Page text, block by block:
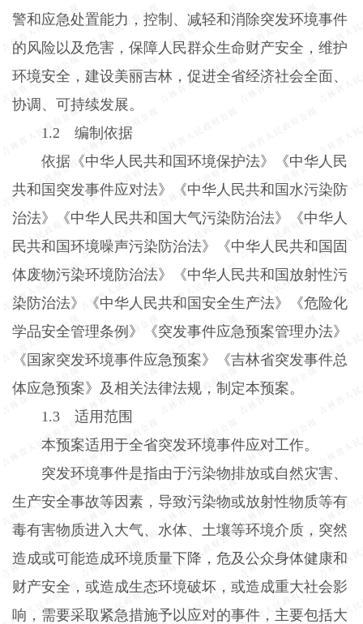
警和应急处置能力，控制、减轻和消除突发环境事件
的风险以及危害，保障人民群众生命财产安全，维护
环境安全，建设美丽吉林，促进全省经济社会全面、
协调、可持续发展。
1.2 编制依据
依据《中华人民共和国环境保护法》《中华人民
共和国突发事件应对法》《中华人民共和国水污染防
治法》《中华人民共和国大气污染防治法》《中华人
民共和国环境噪声污染防治法》《中华人民共和国固
体废物污染环境防治法》《中华人民共和国放射性污
染防治法》《中华人民共和国安全生产法》《危险化
学品安全管理条例》《突发事件应急预案管理办法》
《国家突发环境事件应急预案》《吉林省突发事件总
体应急预案》及相关法律法规，制定本预案。
1.3 适用范围
本预案适用于全省突发环境事件应对工作。
突发环境事件是指由于污染物排放或自然灾害、
生产安全事故等因素，导致污染物或放射性物质等有
毒有害物质进入大气、水体、土壤等环境介质，突然
造成或可能造成环境质量下降，危及公众身体健康和
财产安全，或造成生态环境破坏，或造成重大社会影
响，需要采取紧急措施予以应对的事件，主要包括大